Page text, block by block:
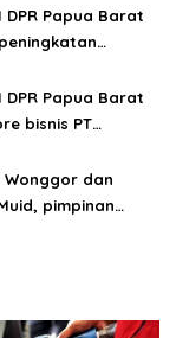
DPR Papua Barat
DPR Papua Barat
bisnis PT
PAD
Wonggor dan
pimpinan